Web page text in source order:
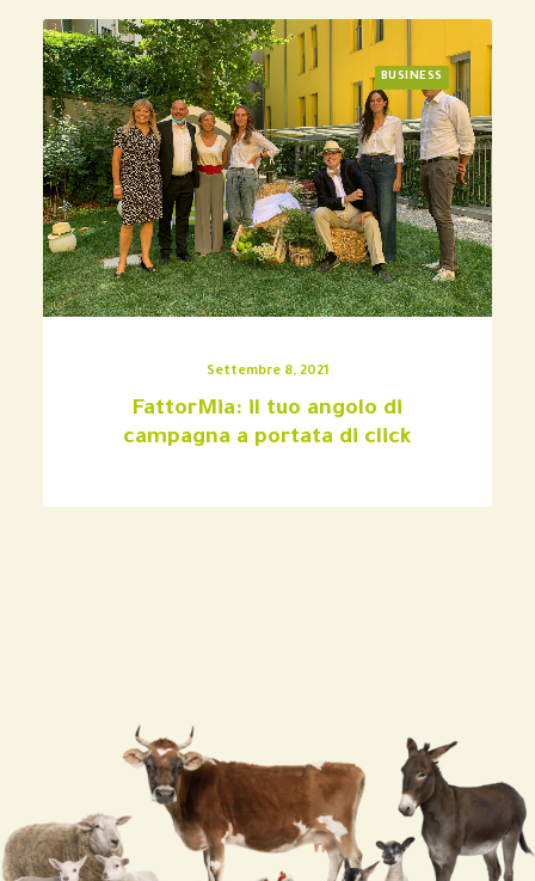
BUSINESS
Settembre 8, 2021
FattorMia: il tuo angolo di
campagna a portata di click